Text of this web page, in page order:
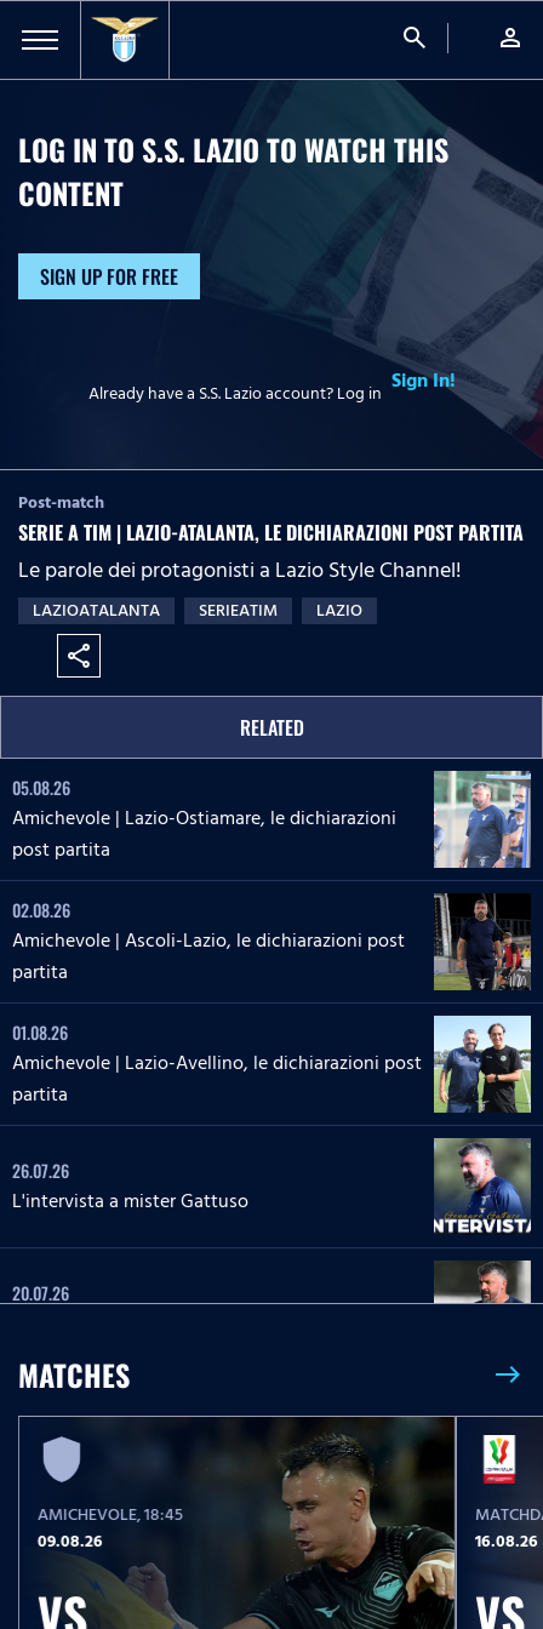
search person
LOG IN TO S.S. LAZIO TO WATCHTHIS
CONTENT
SIGN UP FOR FREE
Already have a S.S. Lazio account? Log in Sign In!
Post-match
SERIE A TIM | LAZIO-ATALANTA, LE DICHIARAZIONI POST PARTITA
Le parole dei protagonisti a Lazio Style Channel!
LAZIOATALANTA SERIEATIM LAZIO
share
RELATED
05.08.26
Amichevole | Lazio-Ostiamare, le dichiarazioni
post partita
02.08.26
Amichevole | Ascoli-Lazio, le dichiarazioni post
partita
01.08.26
Amichevole | Lazio-Avellino, le dichiarazioni post
partita
26.07.26
L'intervista a mister Gattuso
20.07.26
23.05.26
Serie A Enilive | Lazio-Pisa, le parole post partita
23.05.26
Serie A Enilive | Lazio-Pisa, la conferenza stampa
post partita
MATCHES east
AMICHEVOLE, 18:45
09.08.26
VS
16.08.26
VS